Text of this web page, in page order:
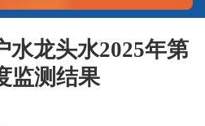
水龙头水2025年第
监测结果